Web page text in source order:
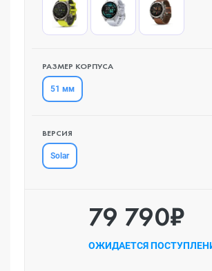
РАЗМЕР КОРПУСА
51 мм
ВЕРСИЯ
Solar
79 790₽
ОЖИДАЕТСЯ